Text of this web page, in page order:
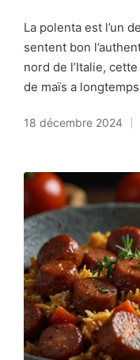
La polenta est l’un
sentent bon
nord de l’Italie,
de maïs a
18 décembre 2024